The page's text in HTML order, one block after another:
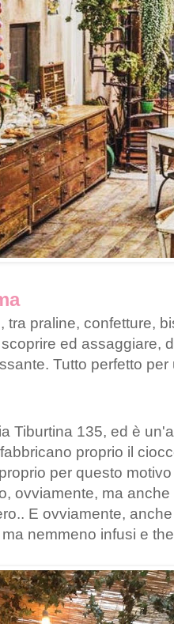
tra praline, confetture,
ed assaggiare,
Tutto perfetto
Tiburtina 135, ed è
proprio il
per questo
ovviamente, ma
E ovviamente,
nemmeno infusi e